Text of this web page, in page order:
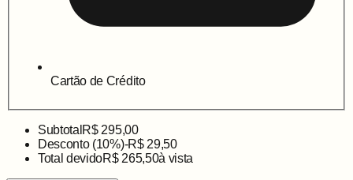
Cartão de Crédito
Subtotal R$ 295,00
Desconto (10%)-R$ 29,50
Total devidoR$ 265,50à vista